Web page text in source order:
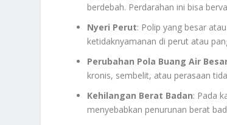
berdebah. Perdarahan ini bisa
Nyeri Perut: Polip yang besar
ketidaknyamanan di perut atau
Perubahan Pola Buang Air
kronis, sembelit, atau perasaan
Kehilangan Berat Badan: Pada
menyebabkan penurunan berat